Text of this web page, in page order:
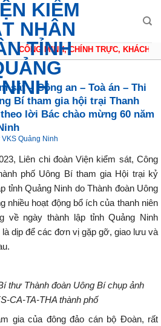
CÔNG MINH, CHÍNH TRỰC, KHÁCH
sát – Công an – Toà án – Thi
Bí tham gia hội trại Thanh
lời Bác chào mừng 60 năm
VKS Quảng Ninh
Liên chi đoàn Viện kiểm sát, Công
phố Uông Bí tham gia Hội trại kỷ
tỉnh Quảng Ninh do Thành đoàn Uông
nhiều hoạt động bổ ích của thanh niên
về ngày thành lập tỉnh Quảng Ninh
dịp để các đơn vị gặp gỡ, giao lưu và
thư Thành đoàn Uông Bí chụp ảnh
CA-TA-THA thành phố
gia của đông đảo cán bộ Đoàn, rất